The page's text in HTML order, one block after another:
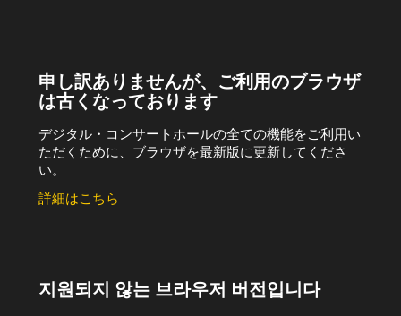
申し訳ありませんが、ご利用のブラウザ
は古くなっております
デジタル・コンサートホールの全ての機能をご利用い
ただくために、ブラウザを最新版に更新してくださ
い。
詳細はこちら
지원되지 않는 브라우저 버전입니다